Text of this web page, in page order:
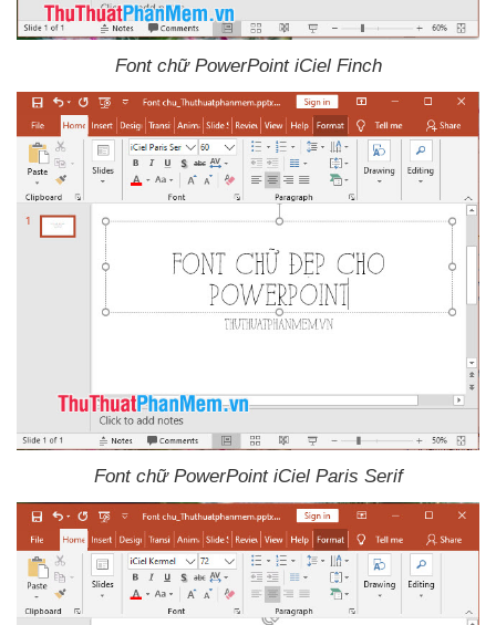
Font chữ PowerPoint iCiel Finch
Font chữ PowerPoint iCiel Paris Serif